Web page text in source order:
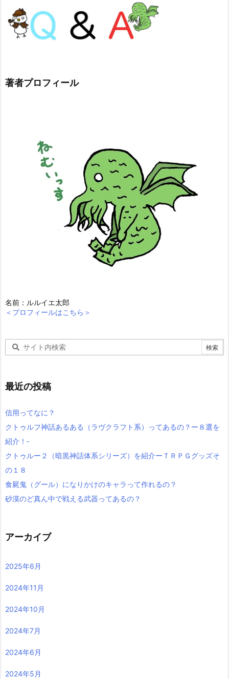
著者プロフィール
名前：ルルイエ太郎
＜プロフィールはこちら＞
最近の投稿
信用ってなに？
クトゥルフ神話あるある（ラヴクラフト系）ってあるの？ー８選を
紹介！‐
クトゥルー２（暗黒神話体系シリーズ）を紹介ーＴＲＰＧグッズそ
の１８
食屍鬼（グール）になりかけのキャラって作れるの？
砂漠のど真ん中で戦える武器ってあるの？
アーカイブ
2025年6月
2024年11月
2024年10月
2024年7月
2024年6月
2024年5月